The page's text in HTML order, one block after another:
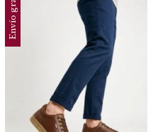
Envío gratis